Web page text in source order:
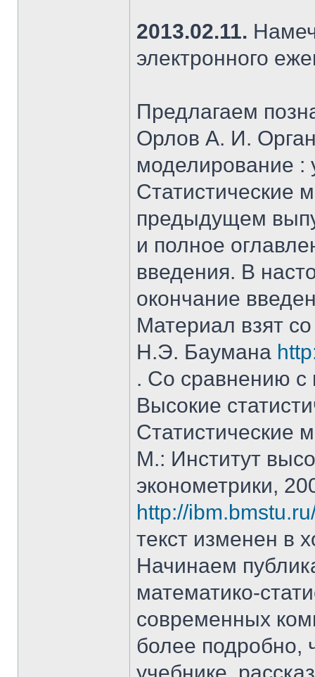
2013.02.11.
электронного
Предлагаем
Орлов А. И.
моделирование :
Статистические
предыдущем
и полное
введения. В
окончание
Материал взят
Н.Э. Баумана
. Со сравнению
Высокие
Статистические
М.: Институт
эконометрики,
http://
текст изменен в
Начинаем
математико-
современных
более подробно,